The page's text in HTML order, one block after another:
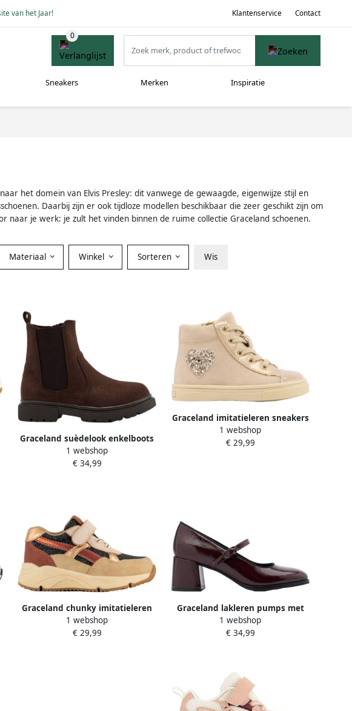
van het Jaar! Klantenservice Contact
Sneakers Merken Inspiratie
het domein van Elvis Presley: dit vanwege de gewaagde, eigenwijze stijl en
Daarbij zijn er ook tijdloze modellen beschikbaar die zeer geschikt zijn om
je werk: je zult het vinden binnen de ruime collectie Graceland schoenen.
Materiaal Winkel Sorteren Wis
Graceland suèdelook enkelboots
bruin
1 webshop
€ 34,99
Graceland imitatieleren sneakers
beige
1 webshop
€ 29,99
Graceland chunky imitatieleren
sneakers beige
1 webshop
€ 29,99
Graceland lakleren pumps met
blokhak bordeaux
1 webshop
€ 34,99